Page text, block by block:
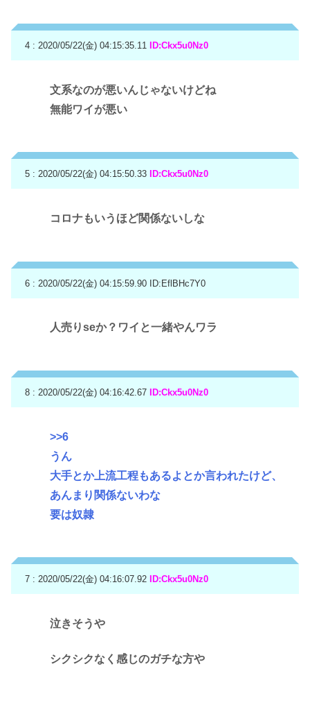
4 : 2020/05/22(金) 04:15:35.11 ID:Ckx5u0Nz0
文系なのが悪いんじゃないけどね
無能ワイが悪い
5 : 2020/05/22(金) 04:15:50.33 ID:Ckx5u0Nz0
コロナもいうほど関係ないしな
6 : 2020/05/22(金) 04:15:59.90 ID:EflBHc7Y0
人売りseか？ワイと一緒やんワラ
8 : 2020/05/22(金) 04:16:42.67 ID:Ckx5u0Nz0
>>6
うん
大手とか上流工程もあるよとか言われたけど、
あんまり関係ないわな
要は奴隷
7 : 2020/05/22(金) 04:16:07.92 ID:Ckx5u0Nz0
泣きそうや
シクシクなく感じのガチな方や